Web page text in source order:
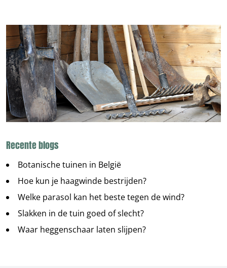
Recente blogs
Botanische tuinen in België
Hoe kun je haagwinde bestrijden?
Welke parasol kan het beste tegen de wind?
Slakken in de tuin goed of slecht?
Waar heggenschaar laten slijpen?